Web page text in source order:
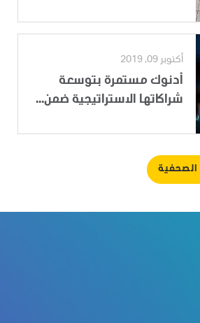
أكتوبر 09, 2019
أدنوك مستمرة بتوسعة
شراكاتها الاستراتيجية ضمن...
الصحفية